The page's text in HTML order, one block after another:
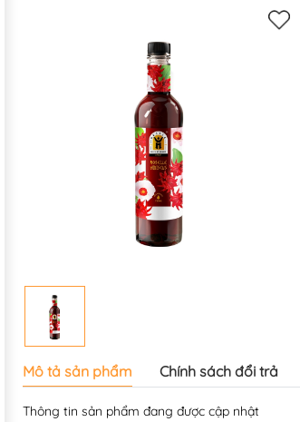
Mô tả sản phẩm Chính sách đổi trả
Thông tin sản phẩm đang được cập nhật